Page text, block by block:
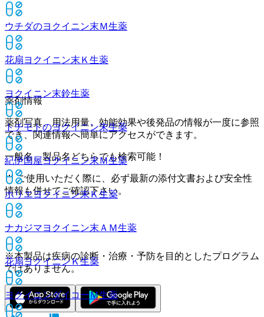
ウチダのヨクイニン末Ｍ生薬
花扇ヨクイニン末Ｋ 生薬
ヨクイニン末鈴生薬
トチモトのヨクイニン末生薬
紀伊国屋ヨクイニン末Ｍ生薬
ホリエヨクイニン末Ｋ生薬
ナカジマヨクイニン末ＡＭ生薬
花扇ヨクイニンＫ生薬
ヨクイニンダイコーＭ生薬
薬剤情報
薬剤写真、用法用量、効能効果や後発品の情報が一度に参照
でき、関連情報へ簡単にアクセスができます。
一般名、製品名どちらでも検索可能！
※ ご使用いただく際に、必ず最新の添付文書および安全性
情報も併せてご確認下さい。
※本製品は疾病の診断・治療・予防を目的としたプログラム
ではありません。